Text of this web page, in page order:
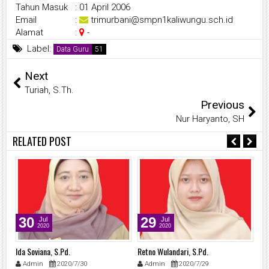
Tahun Masuk
: 01 April 2006
Email
:
trimurbani@smpn1kaliwungu.sch.id
Alamat
:
-
Label:
Data Guru
Next
Turiah, S.Th.
Previous
Nur Haryanto, SH
RELATED POST
30 Jul
2020
Ida Soviana, S.Pd.
Admin 2020/7/30
29 Jul
2020
Retno Wulandari, S.Pd.
Admin 2020/7/29